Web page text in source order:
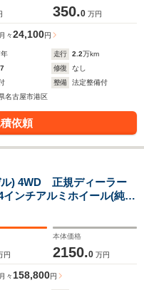
350.0 万円
月々24,100円
年 走行 2.2万km
修復
なし
整備
法定整備付
名古屋市港区
依頼
) 4WD 正規ディーラー
チアルミホイール(純正
リスタルホワイトレザー
ー有
円
本体価格
2150.0 万円
月々 158,800円